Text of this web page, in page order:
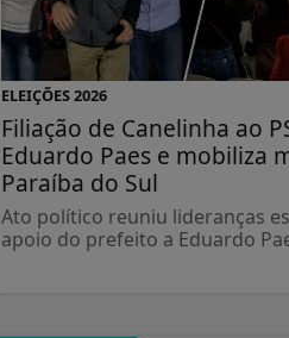
ELEIÇÕES 2026
Filiação de Canelinha ao
Eduardo Paes e mobiliza
Paraíba do Sul
Ato político reuniu lideranças
apoio do prefeito a Eduardo